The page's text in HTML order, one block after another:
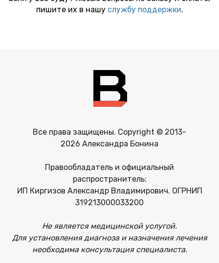
пишите их в нашу службу поддержки.
Все права защищены. Copyright © 2013-
2026 Александра Бонина
Правообладатель и официальный
распространитель:
ИП Киргизов Александр Владимирович. ОГРНИП
319213000033200
Не является медицинской услугой.
Для установления диагноза и назначения лечения
необходима консультация специалиста.